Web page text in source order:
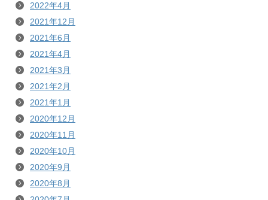
2022年4月
2021年12月
2021年6月
2021年4月
2021年3月
2021年2月
2021年1月
2020年12月
2020年11月
2020年10月
2020年9月
2020年8月